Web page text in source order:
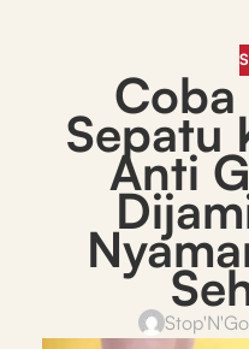
Coba
Sepatu
Anti
Stop'N'Go